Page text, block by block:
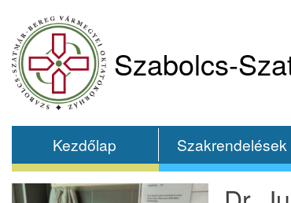
Szabolcs-
Kezdőlap Szakrendelések